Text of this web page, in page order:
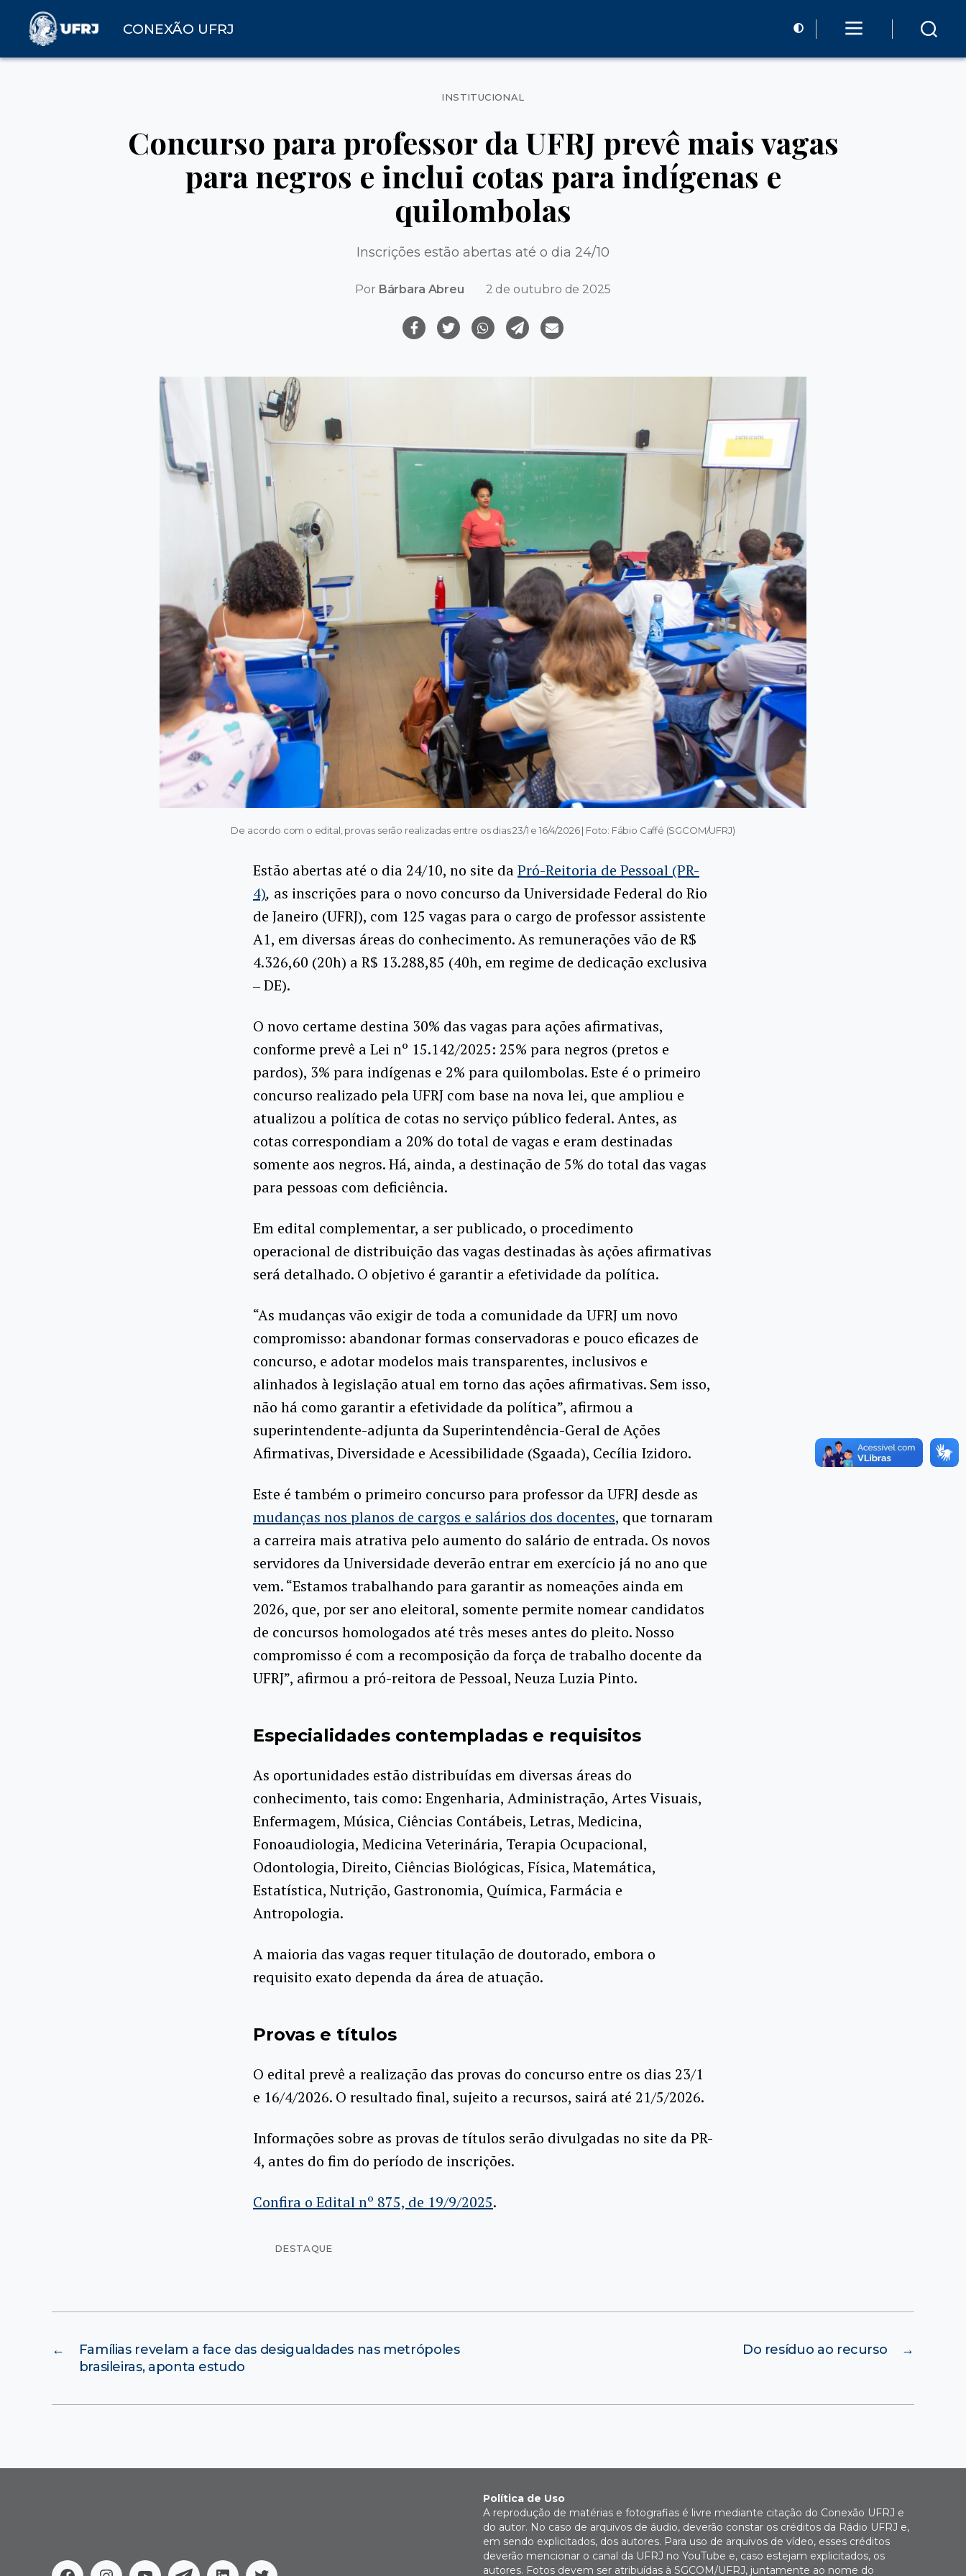
CONEXÃO UFRJ
Categorias
INSTITUCIONAL
Concurso para professor da UFRJ prevê mais vagas
para negros e inclui cotas para indígenas e
quilombolas
Inscrições estão abertas até o dia 24/10
Por Bárbara Abreu 2 de outubro de 2025
De acordo com o edital, provas serão realizadas entre os dias 23/1 e 16/4/2026 | Foto: Fábio Caffé (SGCOM/UFRJ)
Estão abertas até o dia 24/10, no site daPró-Reitoria de Pessoal (PR-
4), as inscrições para o novo concurso da Universidade Federal do Rio
de Janeiro (UFRJ), com 125 vagas para o cargo de professor assistente
A1, em diversas áreas do conhecimento. As remunerações vão de R$
4.326,60 (20h) a R$ 13.288,85 (40h, em regime de dedicação exclusiva
‒ DE).
O novo certame destina 30% das vagas para ações afirmativas,
conforme prevê a Lei nº 15.142/2025: 25% para negros (pretos e
pardos), 3% para indígenas e 2% para quilombolas. Este é o primeiro
concurso realizado pela UFRJ com base na nova lei, que ampliou e
atualizou a política de cotas no serviço público federal. Antes, as
cotas correspondiam a 20% do total de vagas e eram destinadas
somente aos negros. Há, ainda, a destinação de 5% do total das vagas
para pessoas com deficiência.
Em edital complementar, a ser publicado, o procedimento
operacional de distribuição das vagas destinadas às ações afirmativas
será detalhado. O objetivo é garantir a efetividade da política.
“As mudanças vão exigir de toda a comunidade da UFRJ um novo
compromisso: abandonar formas conservadoras e pouco eficazes de
concurso, e adotar modelos mais transparentes, inclusivos e
alinhados à legislação atual em torno das ações afirmativas. Sem isso,
não há como garantir a efetividade da política”, afirmou a
superintendente-adjunta da Superintendência-Geral de Ações
Afirmativas, Diversidade e Acessibilidade (Sgaada), Cecília Izidoro.
Este é também o primeiro concurso para professor da UFRJ desde as
mudanças nos planos de cargos e salários dos docentes, que tornaram
a carreira mais atrativa pelo aumento do salário de entrada. Os novos
servidores da Universidade deverão entrar em exercício já no ano que
vem. “Estamos trabalhando para garantir as nomeações ainda em
2026, que, por ser ano eleitoral, somente permite nomear candidatos
de concursos homologados até três meses antes do pleito. Nosso
compromisso é com a recomposição da força de trabalho docente da
UFRJ”, afirmou a pró-reitora de Pessoal, Neuza Luzia Pinto.
Especialidades contempladas e requisitos
As oportunidades estão distribuídas em diversas áreas do
conhecimento, tais como: Engenharia, Administração, Artes Visuais,
Enfermagem, Música, Ciências Contábeis, Letras, Medicina,
Fonoaudiologia, Medicina Veterinária, Terapia Ocupacional,
Odontologia, Direito, Ciências Biológicas, Física, Matemática,
Estatística, Nutrição, Gastronomia, Química, Farmácia e
Antropologia.
A maioria das vagas requer titulação de doutorado, embora o
requisito exato dependa da área de atuação.
Provas e títulos
O edital prevê a realização das provas do concurso entre os dias 23/1
e 16/4/2026. O resultado final, sujeito a recursos, sairá até 21/5/2026.
Informações sobre as provas de títulos serão divulgadas no site da PR-
4, antes do fim do período de inscrições.
Confira o Edital nº 875, de 19/9/2025.
DESTAQUE
←
Famílias revelam a face das desigualdades nas metrópoles
brasileiras, aponta estudo
→
Do resíduo ao recurso
Política de Uso
A reprodução de matérias e fotografias é livre mediante citação do Conexão UFRJ e
do autor. No caso de arquivos de áudio, deverão constar os créditos da Rádio UFRJ e,
em sendo explicitados, dos autores. Para uso de arquivos de vídeo, esses créditos
deverão mencionar o canal da UFRJ no YouTube e, caso estejam explicitados, os
autores. Fotos devem ser atribuídas à SGCOM/UFRJ, juntamente ao nome do